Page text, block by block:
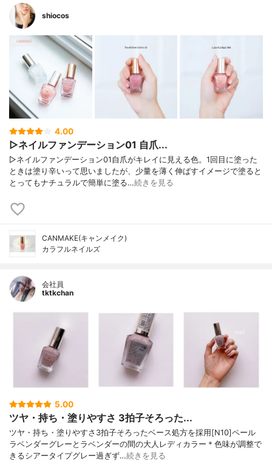
shiocos
4.00
▷ネイルファンデーション01 自爪...
▷ネイルファンデーション01自爪がキレイに見える色。1回目に塗った
ときは塗り辛いって思いましたが、少量を薄く伸ばすイメージで塗ると
とってもナチュラルで簡単に塗る…続きを見る
CANMAKE(キャンメイク)
カラフルネイルズ
会社員
tktkchan
5.00
ツヤ・持ち・塗りやすさ 3拍子そろった...
ツヤ・持ち・塗りやすさ3拍子そろったベース処方を採用[N10]ペール
ラベンダーグレーとラベンダーの間の大人レディカラー＊色味が調整で
きるシアータイプグレー過ぎず…続きを見る